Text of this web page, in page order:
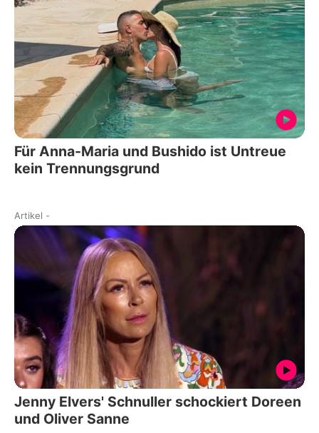
Für Anna-Maria und Bushido ist Untreue
kein Trennungsgrund
Artikel -
Jenny Elvers' Schnuller schockiert Doreen
und Oliver Sanne